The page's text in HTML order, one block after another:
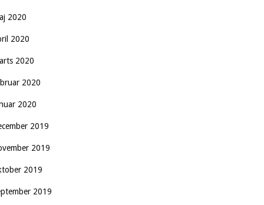
2020
2020
2020
2020
2020
2019
2019
2019
2019